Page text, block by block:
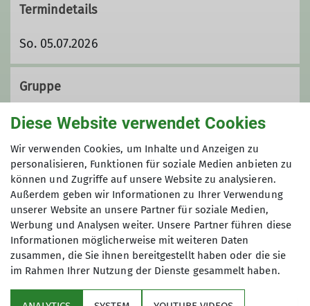
Termindetails
So. 05.07.2026
Gruppe
Wandergruppe
Wir sind eine Gruppe von
Wanderfreund*innen, die ihre Freizeit
mit Tageswanderungen im Umkreis bis
etwa 100 km um Koblenz herum
verbringen. Unsere Wanderungen
wandern wir in einem moderaten
Sektion
Diese Website verwendet Cookies
Wir verwenden Cookies, um Inhalte und Anzeigen zu
personalisieren, Funktionen für soziale Medien anbieten zu
können und Zugriffe auf unsere Website zu analysieren.
Außerdem geben wir Informationen zu Ihrer Verwendung
unserer Website an unsere Partner für soziale Medien,
Werbung und Analysen weiter. Unsere Partner führen diese
Informationen möglicherweise mit weiteren Daten
zusammen, die Sie ihnen bereitgestellt haben oder die sie
im Rahmen Ihrer Nutzung der Dienste gesammelt haben.